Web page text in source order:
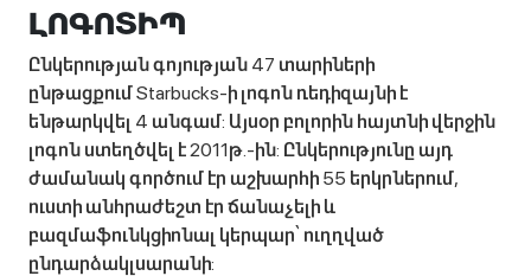
ԼՈԳՈՏԻՊ
Ընկերության գոյության 47 տարիների
ընթացքում Starbucks-ի լոգոն ռեդիզայնի է
ենթարկվել 4 անգամ: Այսօր բոլորին հայտնի վերջին
լոգոն ստեղծվել է 2011թ.-ին: Ընկերությունը այդ
ժամանակ գործում էր աշխարհի 55 երկրներում,
ուստի անհրաժեշտ էր ճանաչելի և
բազմաֆունկցիոնալ կերպար՝ ուղղված
ընդարձակլսարանի: